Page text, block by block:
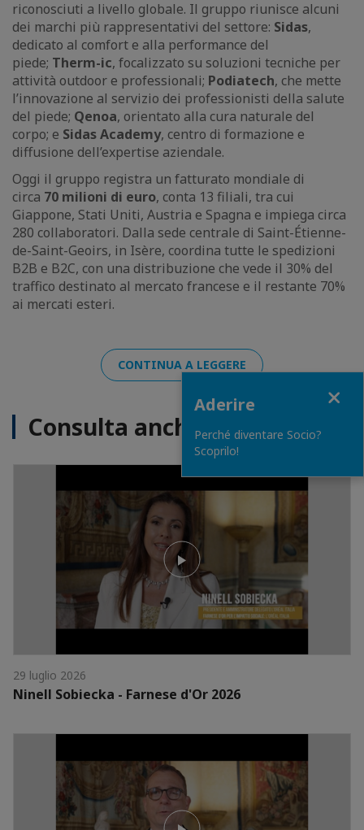
riconosciuti a livello globale. Il gruppo riunisce alcuni
dei marchi più rappresentativi del settore: Sidas,
dedicato al comfort e alla performance del
piede; Therm-ic, focalizzato su soluzioni tecniche per
attività outdoor e professionali; Podiatech, che mette
l’innovazione al servizio dei professionisti della salute
del piede; Qenoa, orientato alla cura naturale del
corpo; e Sidas Academy, centro di formazione e
diffusione dell’expertise aziendale.
Oggi il gruppo registra un fatturato mondiale di
circa 70 milioni di euro, conta 13 filiali, tra cui
Giappone, Stati Uniti, Austria e Spagna e impiega circa
280 collaboratori. Dalla sede centrale di Saint-Étienne-
de-Saint-Geoirs, in Isère, coordina tutte le spedizioni
B2B e B2C, con una distribuzione che vede il 30% del
traffico destinato al mercato francese e il restante 70%
ai mercati esteri.
CONTINUA A LEGGERE
Consulta anche
29 luglio 2026
Ninell Sobiecka - Farnese d'Or 2026
Aderire
Perché diventare Socio?
Scoprilo!